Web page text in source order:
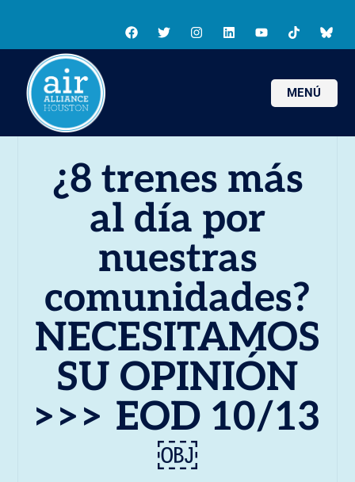
MENÚ
¿8 trenes más
al día por
nuestras
comunidades?
NECESITAMOS
SU OPINIÓN
>>> EOD 10/13
￼